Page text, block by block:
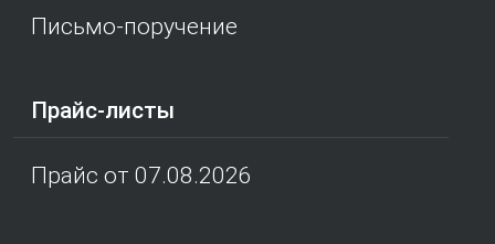
Письмо-поручение
Прайс-листы
Прайс от 07.08.2026